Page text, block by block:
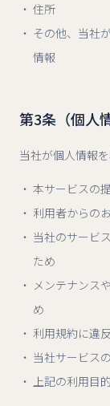
住所
その他、当社
情報
第3条（個人
当社が個人情報
本サービスの
利用者からの
当社のサービ
ため
メンテナンス
め
利用規約に違
当社サービス
上記の利用目